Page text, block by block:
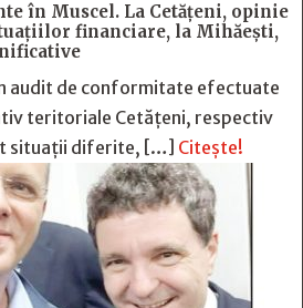
în Muscel. La Cetăţeni, opinie
financiare, la Mihăeşti,
audit de conformitate efectuate
teritoriale Cetățeni, respectiv
situații diferite, […] Citește!